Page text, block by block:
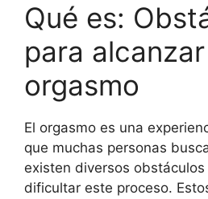
Qué es:
para
orgasmo
El orgasmo es una
que muchas personas
existen diversos
dificultar este proceso.